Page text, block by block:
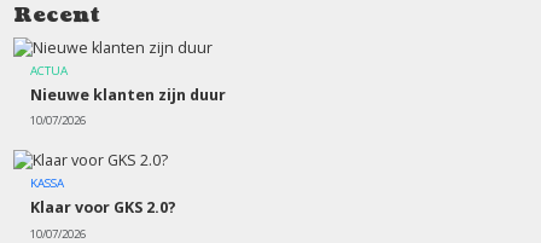
Recent
ACTUA
Nieuwe klanten zijn duur
10/07/2026
KASSA
Klaar voor GKS 2.0?
10/07/2026